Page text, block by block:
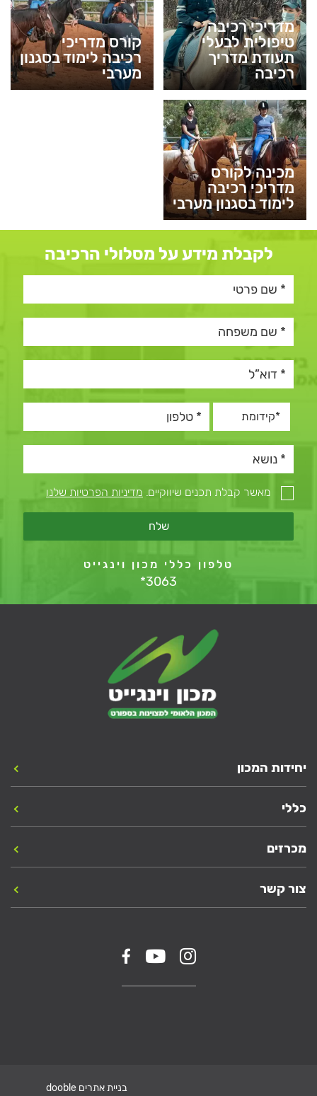
מדריכי רכיבה
טיפולית לבעלי
תעודת מדריך
רכיבה
קורס מדריכי
רכיבה לימוד בסגנון
מערבי
מכינה לקורס
מדריכי רכיבה
לימוד בסגנון מערבי
לקבלת מידע על מסלולי הרכיבה
שלח
מאשר קבלת תכנים שיווקיים. מדיניות הפרטיות שלנו
טלפון כללי מכון וינגייט
*3063
יחידות המכון
כללי
מכרזים
צור קשר
בניית אתרים dooble